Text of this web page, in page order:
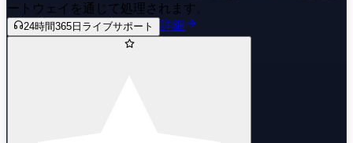
ートウェイを通じて処理されます。
24時間365日ライブサポート 詳細